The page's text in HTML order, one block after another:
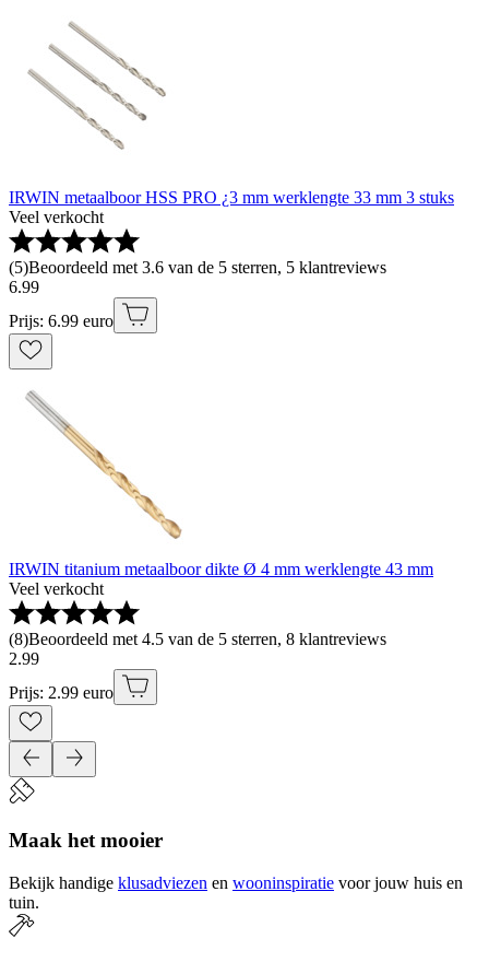
IRWIN metaalboor HSS PRO ¿3 mm werklengte 33 mm 3 stuks
Veel verkocht
(5)Beoordeeld met 3.6 van de 5 sterren, 5 klantreviews
6.99
Prijs: 6.99 euro
IRWIN titanium metaalboor dikte Ø 4 mm werklengte 43 mm
Veel verkocht
(8)Beoordeeld met 4.5 van de 5 sterren, 8 klantreviews
2.99
Prijs: 2.99 euro
Maak het mooier
Bekijk handige klusadviezen en wooninspiratie voor jouw huis en
tuin.